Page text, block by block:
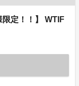
限定！！】 WTIF